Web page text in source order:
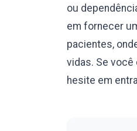
ou
em fornecer
pacientes,
vidas. Se
hesite em